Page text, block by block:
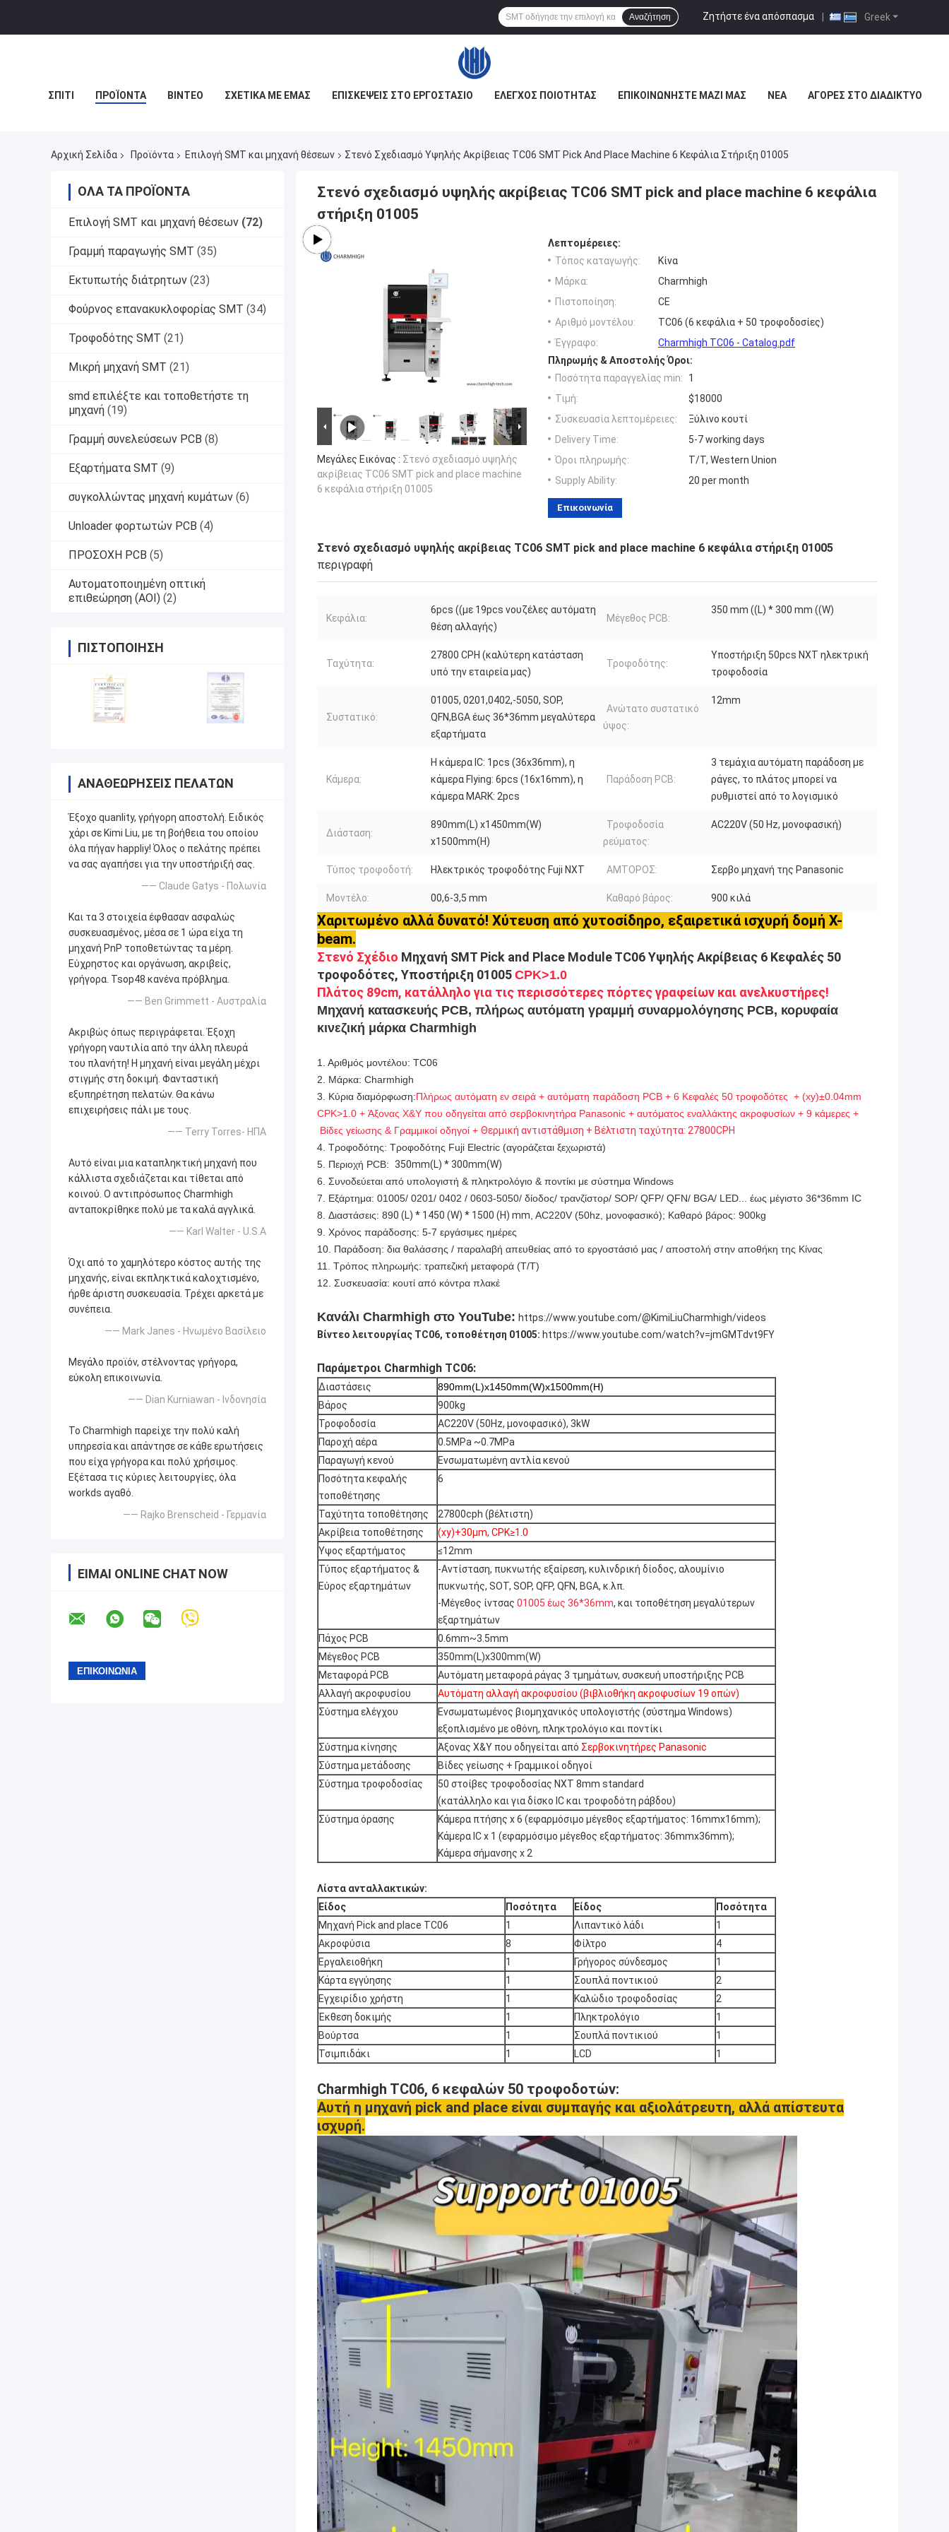
Greek
Ζητήστε ένα απόσπασμα |
Αναζήτηση
ΣΠΊΤΙ ΠΡΟΪΌΝΤΑ ΒΊΝΤΕΟ ΣΧΕΤΙΚΆ ΜΕ ΕΜΆΣ ΕΠΙΣΚΈΨΕΙΣ ΣΤΟ ΕΡΓΟΣΤΆΣΙΟ ΈΛΕΓΧΟΣ ΠΟΙΌΤΗΤΑΣ ΕΠΙΚΟΙΝΩΝΉΣΤΕ ΜΑΖΊ ΜΑΣ ΝΈΑ ΑΓΟΡΈΣ ΣΤΟ ΔΙΑΔΊΚΤΥΟ
Αρχική Σελίδα Προϊόντα Επιλογή SMT και μηχανή θέσεων Στενό Σχεδιασμό Υψηλής Ακρίβειας TC06 SMT Pick And Place Machine 6 Κεφάλια Στήριξη 01005
ΌΛΑ ΤΑ ΠΡΟΪΌΝΤΑ
Επιλογή SMT και μηχανή θέσεων (72)
Γραμμή παραγωγής SMT (35)
Εκτυπωτής διάτρητων (23)
Φούρνος επανακυκλοφορίας SMT (34)
Τροφοδότης SMT (21)
Μικρή μηχανή SMT (21)
smd επιλέξτε και τοποθετήστε τη
μηχανή (19)
Γραμμή συνελεύσεων PCB (8)
Εξαρτήματα SMT (9)
συγκολλώντας μηχανή κυμάτων (6)
Unloader φορτωτών PCB (4)
ΠΡΟΣΟΧΗ PCB (5)
Αυτοματοποιημένη οπτική
επιθεώρηση (AOI) (2)
ΠΙΣΤΟΠΟΊΗΣΗ
ΑΝΑΘΕΩΡΉΣΕΙΣ ΠΕΛΑΤΏΝ
Έξοχο quanlity, γρήγορη αποστολή. Ειδικός
χάρι σε Kimi Liu, με τη βοήθεια του οποίου
όλα πήγαν happliy! Όλος ο πελάτης πρέπει
να σας αγαπήσει για την υποστήριξή σας.
—— Claude Gatys - Πολωνία
Και τα 3 στοιχεία έφθασαν ασφαλώς
συσκευασμένος, μέσα σε 1 ώρα είχα τη
μηχανή PnP τοποθετώντας τα μέρη.
Εύχρηστος και οργάνωση, ακριβείς,
γρήγορα. Tsop48 κανένα πρόβλημα.
—— Ben Grimmett - Αυστραλία
Ακριβώς όπως περιγράφεται. Έξοχη
γρήγορη ναυτιλία από την άλλη πλευρά
του πλανήτη! Η μηχανή είναι μεγάλη μέχρι
στιγμής στη δοκιμή. Φανταστική
εξυπηρέτηση πελατών. Θα κάνω
επιχειρήσεις πάλι με τους.
—— Terry Torres- ΗΠΑ
Αυτό είναι μια καταπληκτική μηχανή που
κάλλιστα σχεδιάζεται και τίθεται από
κοινού. Ο αντιπρόσωπος Charmhigh
ανταποκρίθηκε πολύ με τα καλά αγγλικά.
—— Karl Walter - U.S.A
Όχι από το χαμηλότερο κόστος αυτής της
μηχανής, είναι εκπληκτικά καλοχτισμένο,
ήρθε άριστη συσκευασία. Τρέχει αρκετά με
συνέπεια.
—— Mark Janes - Ηνωμένο Βασίλειο
Μεγάλο προϊόν, στέλνοντας γρήγορα,
εύκολη επικοινωνία.
—— Dian Kurniawan - Ινδονησία
Το Charmhigh παρείχε την πολύ καλή
υπηρεσία και απάντησε σε κάθε ερωτήσεις
που είχα γρήγορα και πολύ χρήσιμος.
Εξέτασα τις κύριες λειτουργίες, όλα
workds αγαθό.
—— Rajko Brenscheid - Γερμανία
ΕΊΜΑΙ ONLINE CHAT NOW
Στενό σχεδιασμό υψηλής ακρίβειας TC06 SMT pick and place machine 6 κεφάλια
στήριξη 01005
Μεγάλες Εικόνας : Στενό σχεδιασμό υψηλής
ακρίβειας TC06 SMT pick and place machine
6 κεφάλια στήριξη 01005
Λεπτομέρειες:
Τόπος καταγωγής:
Κίνα
Μάρκα:
Charmhigh
Πιστοποίηση:
CE
Αριθμό μοντέλου:
TC06 (6 κεφάλια + 50 τροφοδοσίες)
Έγγραφο:
Charmhigh TC06 - Catalog.pdf
Πληρωμής & Αποστολής Όροι:
Ποσότητα παραγγελίας min:
1
Τιμή:
$18000
Συσκευασία λεπτομέρειες:
Ξύλινο κουτί
Delivery Time:
5-7 working days
Όροι πληρωμής:
T/T, Western Union
Supply Ability:
20 per month
Επικοινωνία
Στενό σχεδιασμό υψηλής ακρίβειας TC06 SMT pick and place machine 6 κεφάλια στήριξη 01005
περιγραφή
Κεφάλια:
6pcs ((με 19pcs νουζέλες αυτόματη
θέση αλλαγής)
Μέγεθος PCB:
350 mm ((L) * 300 mm ((W)
Ταχύτητα:
27800 CPH (καλύτερη κατάσταση
υπό την εταιρεία μας)
Τροφοδότης:
Υποστήριξη 50pcs NXT ηλεκτρική
τροφοδοσία
Συστατικό:
01005, 0201,0402,-5050, SOP,
QFN,BGA έως 36*36mm μεγαλύτερα
εξαρτήματα
Ανώτατο συστατικό
ύψος:
12mm
Κάμερα:
Η κάμερα IC: 1pcs (36x36mm), η
κάμερα Flying: 6pcs (16x16mm), η
κάμερα MARK: 2pcs
Παράδοση PCB:
3 τεμάχια αυτόματη παράδοση με
ράγες, το πλάτος μπορεί να
ρυθμιστεί από το λογισμικό
Διάσταση:
890mm(L) x1450mm(W)
x1500mm(H)
Τροφοδοσία
ρεύματος:
AC220V (50 Hz, μονοφασική)
Τύπος τροφοδοτή: Ηλεκτρικός τροφοδότης Fuji NXT ΑΜΤΟΡΟΣ: Σερβο μηχανή της Panasonic
Μοντέλο: 00,6-3,5 mm Καθαρό βάρος: 900 κιλά
Χαριτωμένο αλλά δυνατό! Χύτευση από χυτοσίδηρο, εξαιρετικά ισχυρή δομή X-
beam.
Στενό Σχέδιο Μηχανή SMT Pick and Place Module TC06 Υψηλής Ακρίβειας 6 Κεφαλές 50
τροφοδότες, Υποστήριξη 01005 CPK>1.0
Πλάτος 89cm, κατάλληλο για τις περισσότερες πόρτες γραφείων και ανελκυστήρες!
Μηχανή κατασκευής PCB, πλήρως αυτόματη γραμμή συναρμολόγησης PCB, κορυφαία
κινεζική μάρκα Charmhigh
1. Αριθμός μοντέλου: TC06
2. Μάρκα: Charmhigh
3. Κύρια διαμόρφωση:Πλήρως αυτόματη εν σειρά + αυτόματη παράδοση PCB + 6 Κεφαλές 50 τροφοδότες + (xy)±0.04mm
CPK>1.0 + Άξονας X&Y που οδηγείται από σερβοκινητήρα Panasonic + αυτόματος εναλλάκτης ακροφυσίων + 9 κάμερες +
Βίδες γείωσης & Γραμμικοί οδηγοί + Θερμική αντιστάθμιση + Βέλτιστη ταχύτητα: 27800CPH
4. Τροφοδότης: Τροφοδότης Fuji Electric (αγοράζεται ξεχωριστά)
5. Περιοχή PCB: 350mm(L) * 300mm(W)
6. Συνοδεύεται από υπολογιστή & πληκτρολόγιο & ποντίκι με σύστημα Windows
7. Εξάρτημα: 01005/ 0201/ 0402 / 0603-5050/ δίοδος/ τρανζίστορ/ SOP/ QFP/ QFN/ BGA/ LED... έως μέγιστο 36*36mm IC
8. Διαστάσεις: 890 (L) * 1450 (W) * 1500 (H) mm, AC220V (50hz, μονοφασικό); Καθαρό βάρος: 900kg
9. Χρόνος παράδοσης: 5-7 εργάσιμες ημέρες
10. Παράδοση: δια θαλάσσης / παραλαβή απευθείας από το εργοστάσιό μας / αποστολή στην αποθήκη της Κίνας
11. Τρόπος πληρωμής: τραπεζική μεταφορά (T/T)
12. Συσκευασία: κουτί από κόντρα πλακέ
Κανάλι Charmhigh στο YouTube: https://www.youtube.com/@KimiLiuCharmhigh/videos
Βίντεο λειτουργίας TC06, τοποθέτηση 01005: https://www.youtube.com/watch?v=jmGMTdvt9FY
Παράμετροι Charmhigh TC06:
Διαστάσεις
890mm(L)x1450mm(W)x1500mm(H)
Βάρος
900kg
Τροφοδοσία
AC220V (50Hz, μονοφασικό), 3kW
Παροχή αέρα
0.5MPa ~0.7MPa
Παραγωγή κενού
Ενσωματωμένη αντλία κενού
Ποσότητα κεφαλής
τοποθέτησης
6
Ταχύτητα τοποθέτησης
27800cph (βέλτιστη)
Ακρίβεια τοποθέτησης
(xy)+30μm, CPK≥1.0
Ύψος εξαρτήματος
≤12mm
Τύπος εξαρτήματος &
Εύρος εξαρτημάτων
-Αντίσταση, πυκνωτής εξαίρεση, κυλινδρική δίοδος, αλουμίνιο
πυκνωτής, SOT, SOP, QFP, QFN, BGA, κ.λπ.
-Μέγεθος ίντσας 01005 έως 36*36mm, και τοποθέτηση μεγαλύτερων
εξαρτημάτων
Πάχος PCB
0.6mm~3.5mm
Μέγεθος PCB
350mm(L)x300mm(W)
Μεταφορά PCB
Αυτόματη μεταφορά ράγας 3 τμημάτων, συσκευή υποστήριξης PCB
Αλλαγή ακροφυσίου
Αυτόματη αλλαγή ακροφυσίου (βιβλιοθήκη ακροφυσίων 19 οπών)
Σύστημα ελέγχου
Ενσωματωμένος βιομηχανικός υπολογιστής (σύστημα Windows)
εξοπλισμένο με οθόνη, πληκτρολόγιο και ποντίκι
Σύστημα κίνησης
Άξονας X&Y που οδηγείται από Σερβοκινητήρες Panasonic
Σύστημα μετάδοσης
Βίδες γείωσης + Γραμμικοί οδηγοί
Σύστημα τροφοδοσίας
50 στοίβες τροφοδοσίας NXT 8mm standard
(κατάλληλο και για δίσκο IC και τροφοδότη ράβδου)
Σύστημα όρασης
Κάμερα πτήσης x 6 (εφαρμόσιμο μέγεθος εξαρτήματος: 16mmx16mm);
Κάμερα IC x 1 (εφαρμόσιμο μέγεθος εξαρτήματος: 36mmx36mm);
Κάμερα σήμανσης x 2
Λίστα ανταλλακτικών:
Είδος
Ποσότητα Είδος
Ποσότητα
Μηχανή Pick and place TC06
1 Λιπαντικό λάδι
1
Ακροφύσια
8 Φίλτρο
4
Εργαλειοθήκη
1 Γρήγορος σύνδεσμος
1
Κάρτα εγγύησης
1 Σουπλά ποντικιού
2
Εγχειρίδιο χρήστη
1 Καλώδιο τροφοδοσίας
2
Έκθεση δοκιμής
1 Πληκτρολόγιο
1
Βούρτσα
1 Σουπλά ποντικιού
1
Τσιμπιδάκι
1 LCD 1
Charmhigh TC06, 6 κεφαλών 50 τροφοδοτών:
Αυτή η μηχανή pick and place είναι συμπαγής και αξιολάτρευτη, αλλά απίστευτα
ισχυρή.